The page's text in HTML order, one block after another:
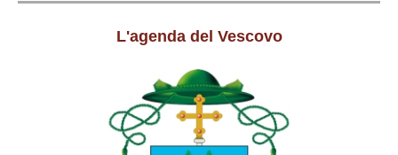
L'agenda del Vescovo